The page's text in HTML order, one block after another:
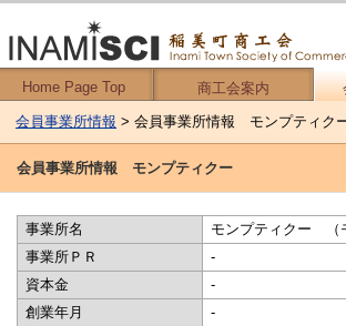
Home Page Top 商工会案内
会員事業所情報 > 会員事業所情報 モンプティク
会員事業所情報 モンプティクー
事業所名
モンプティクー （
事業所ＰＲ
-
資本金
-
創業年月
-